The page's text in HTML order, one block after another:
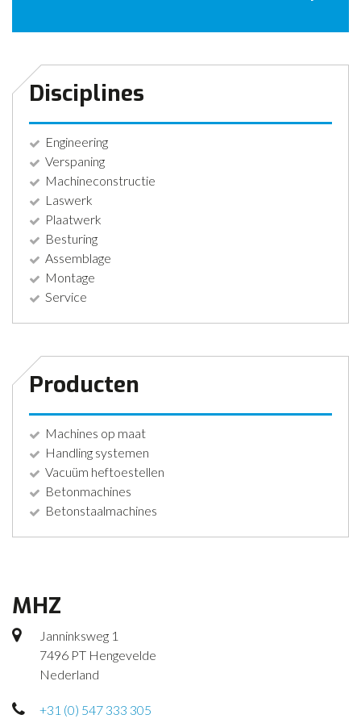
Disciplines
Engineering
Verspaning
Machineconstructie
Laswerk
Plaatwerk
Besturing
Assemblage
Montage
Service
Producten
Machines op maat
Handling systemen
Vacuüm heftoestellen
Betonmachines
Betonstaalmachines
MHZ
Janninksweg 1
7496 PT Hengevelde
Nederland
+31 (0) 547 333 305